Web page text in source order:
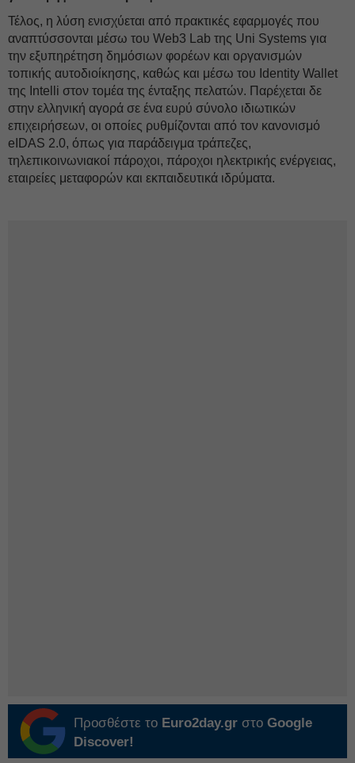
Τέλος, η λύση ενισχύεται από πρακτικές εφαρμογές που
αναπτύσσονται μέσω του Web3 Lab της Uni Systems για
την εξυπηρέτηση δημόσιων φορέων και οργανισμών
τοπικής αυτοδιοίκησης, καθώς και μέσω του Identity Wallet
της Intelli στον τομέα της ένταξης πελατών. Παρέχεται δε
στην ελληνική αγορά σε ένα ευρύ σύνολο ιδιωτικών
επιχειρήσεων, οι οποίες ρυθμίζονται από τον κανονισμό
eIDAS 2.0, όπως για παράδειγμα τράπεζες,
τηλεπικοινωνιακοί πάροχοι, πάροχοι ηλεκτρικής ενέργειας,
εταιρείες μεταφορών και εκπαιδευτικά ιδρύματα.
Προσθέστε το Euro2day.gr στο Google
Discover!